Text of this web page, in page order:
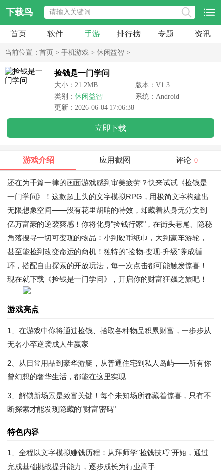
下载鸟
首页 软件 手游 排行榜 专题 资讯
当前位置： 首页 > 手机游戏 > 休闲益智 >
捡钱是一门学问
大小：21.2MB
版本：V1.3
类别： 休闲益智
系统：Android
更新：2026-06-04 17:06:38
立即下载
游戏介绍 应用截图 评论 0
还在为千篇一律的画面游戏感到审美疲劳？快来试试《捡钱是
一门学问》！这款超上头的文字模拟RPG，用极简文字构建出
无限想象空间——没有花里胡哨的特效，却藏着从身无分文到
亿万富豪的逆袭爽感！你将化身"捡钱行家"，在街头巷尾、隐秘
角落搜寻一切可变现的物品：小到硬币纸巾，大到豪车游轮，
甚至能捡到改变命运的商机！独特的"捡物-变现-升级"养成循
环，搭配自由探索的开放玩法，每一次点击都可能触发惊喜！
现在就下载《捡钱是一门学问》，开启你的财富狂飙之旅吧！
游戏亮点
1、在游戏中你将通过捡钱、拾取各种物品积累财富，一步步从
无名小卒逆袭成人生赢家
2、从日常用品到豪华游艇，从普通住宅到私人岛屿——所有你
曾幻想的奢华生活，都能在这里实现
3、解锁新场景是致富关键！每个未知场所都藏着惊喜，只有不
断探索才能发现隐藏的"财富密码"
特色内容
1、全程以文字模拟赚钱历程：从拜师学"捡钱技巧"开始，通过
完成基础挑战提升能力，逐步成长为行业高手